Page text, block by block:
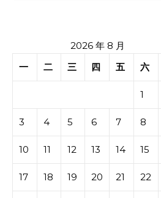
2026 年 8 月
一
二 三 四 五 六
1
3 4 5 6 7 8
10 11 12 13 14 15
17 18 19 20 21 22